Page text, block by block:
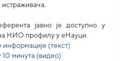
јавно је доступно у
НИО профилу у еНауци.
(текст)
10 минута (видео)